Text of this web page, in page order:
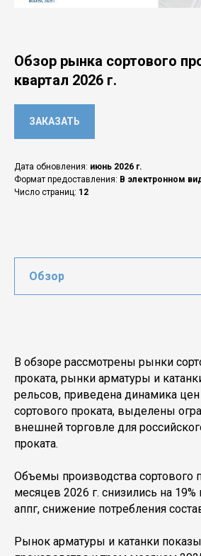
Обзор рынка сортового
квартал 2026 г.
ЗАКАЗАТЬ
Дата обновления: июнь 2026 г.
Формат предоставления: В электронном
Число страниц: 12
В обзоре рассмотрены рынки
проката, рынки арматуры и
рельсов, приведена динамика
сортового проката, выделены
внешней торговле для
проката.
Объемы производства сортового
месяцев 2026 г. снизились на
аппг, снижение потребления
Рынок арматуры и катанки